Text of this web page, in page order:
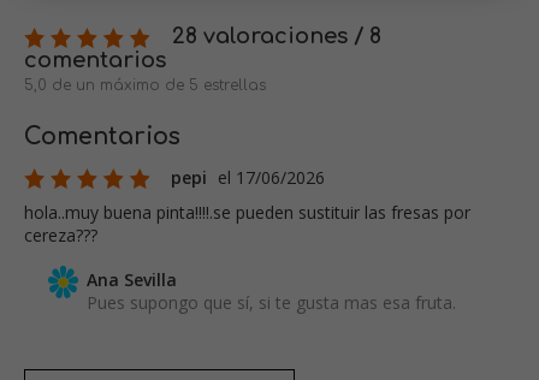
28 valoraciones / 8
comentarios
5,0 de un máximo de 5 estrellas
Comentarios
pepi el 17/06/2026
hola..muy buena pinta!!!!.se pueden sustituir las fresas por
cereza???
Ana Sevilla
Pues supongo que sí, si te gusta mas esa fruta.